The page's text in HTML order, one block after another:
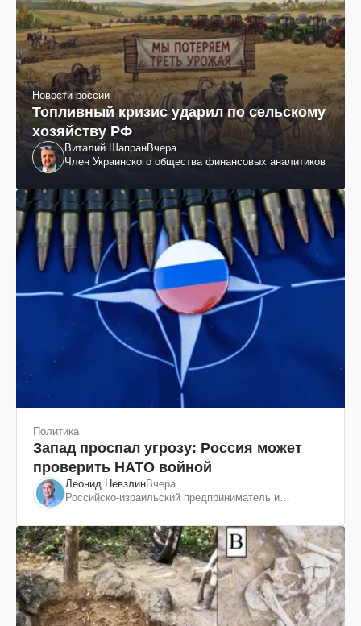
Новости россии
Топливный кризис ударил по сельскому
хозяйству РФ
Виталий ШапранВчера
Член Украинского общества финансовых аналитиков
Политика
Запад проспал угрозу: Россия может
проверить НАТО войной
Леонид НевзлинВчера
Российско-израильский предприниматель и
"ЮКОСа"